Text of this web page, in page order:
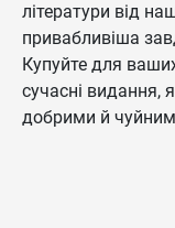
літератури від
привабливіша
Купуйте для
сучасні видання,
добрими й